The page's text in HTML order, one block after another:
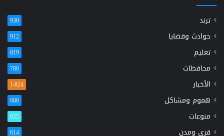
ترند 930
حوادث وقضايا 912
تعليم 819
محافظات 786
الأخبار 1٬824
هموم ومشاكل 686
منوعات 635
قرى ومدن 614